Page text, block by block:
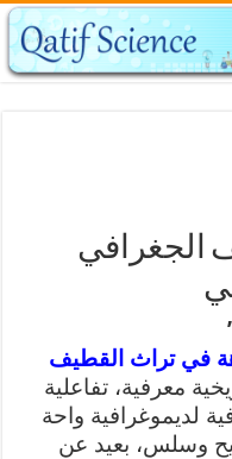
الجغرافي
في تراث القطيف
معرفية، تفاعلية
لديموغرافية واحة
وسلس، بعيد عن